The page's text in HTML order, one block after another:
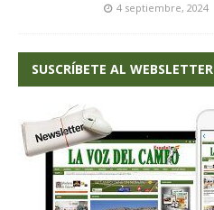
4 septiembre, 2024
SUSCRÍBETE AL WEBSLETTER